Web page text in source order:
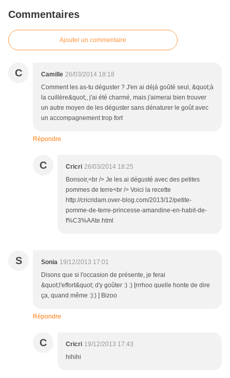
Commentaires
Ajouter un commentaire
C Camille 26/03/2014 18:18
Comment les as-tu déguster ? J'en ai déjà goûté seul, &quot;à
la cuillère&quot;, j'ai été charmé, mais j'aimerai bien trouver
un autre moyen de les déguster sans dénaturer le goût avec
un accompagnement trop fort
Répondre
C Cricri 26/03/2014 18:25
Bonsoir,<br /> Je les ai dégusté avec des petites
pommes de terre<br /> Voici la recette
http://cricridam.over-blog.com/2013/12/petite-
pomme-de-terre-princesse-amandine-en-habit-de-
f%C3%AAte.html
S Sonia 19/12/2013 17:01
Disons que si l'occasion de présente, je ferai
&quot;l'effort&quot; d'y goûter :) :) [rrrhoo quelle honte de dire
ça, quand même :):) ] Bizoo
Répondre
C Cricri 19/12/2013 17:43
hihihi